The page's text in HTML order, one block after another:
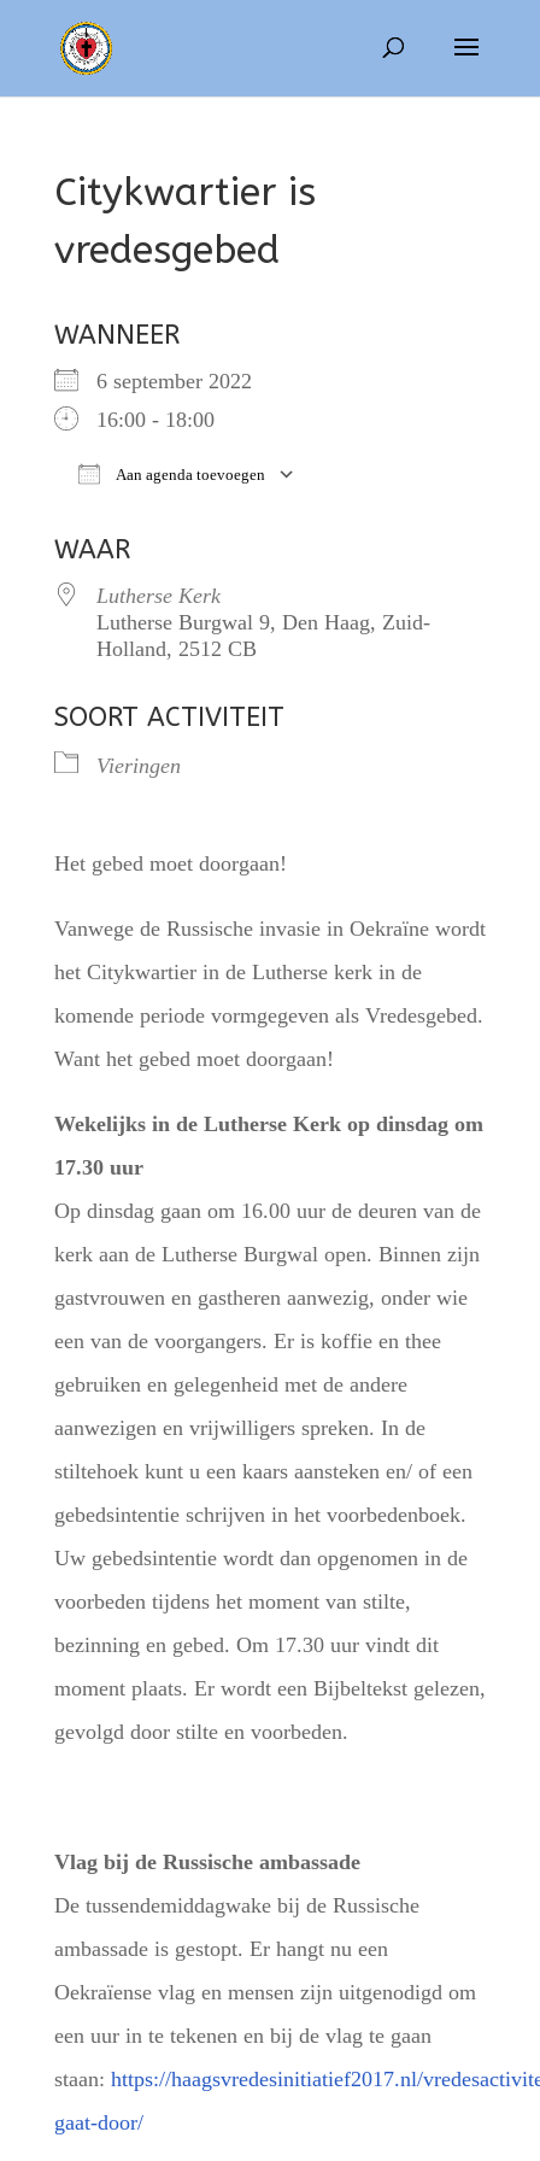
Citykwartier is
vredesgebed
WANNEER
6 september 2022
16:00 - 18:00
Aan agenda toevoegen
WAAR
Lutherse Kerk
Lutherse Burgwal 9, Den Haag, Zuid-
Holland, 2512 CB
SOORT ACTIVITEIT
Vieringen
Het gebed moet doorgaan!
Vanwege de Russische invasie in Oekraïne wordt
het Citykwartier in de Lutherse kerk in de
komende periode vormgegeven als Vredesgebed.
Want het gebed moet doorgaan!
Wekelijks in de Lutherse Kerk op dinsdag om
17.30 uur
Op dinsdag gaan om 16.00 uur de deuren van de
kerk aan de Lutherse Burgwal open. Binnen zijn
gastvrouwen en gastheren aanwezig, onder wie
een van de voorgangers. Er is koffie en thee
gebruiken en gelegenheid met de andere
aanwezigen en vrijwilligers spreken. In de
stiltehoek kunt u een kaars aansteken en/ of een
gebedsintentie schrijven in het voorbedenboek.
Uw gebedsintentie wordt dan opgenomen in de
voorbeden tijdens het moment van stilte,
bezinning en gebed. Om 17.30 uur vindt dit
moment plaats. Er wordt een Bijbeltekst gelezen,
gevolgd door stilte en voorbeden.
Vlag bij de Russische ambassade
De tussendemiddagwake bij de Russische
ambassade is gestopt. Er hangt nu een
Oekraïense vlag en mensen zijn uitgenodigd om
een uur in te tekenen en bij de vlag te gaan
staan: https://haagsvredesinitiatief2017.nl/
gaat-door/